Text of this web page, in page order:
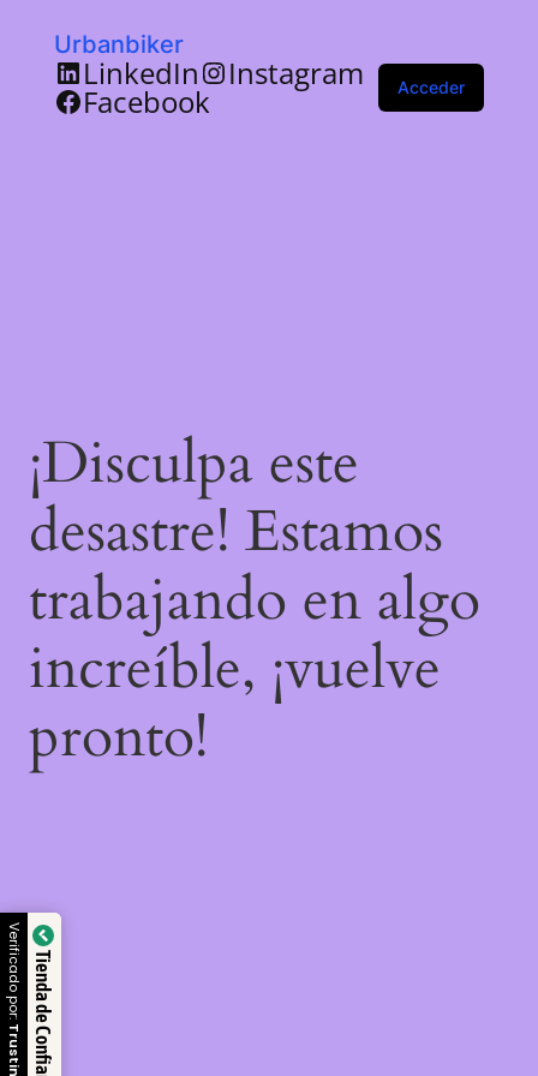
Urbanbiker
LinkedIn Instagram
Facebook Acceder
¡Disculpa este
desastre! Estamos
trabajando en algo
increíble, ¡vuelve
pronto!
Tienda de Confianza
Verificado por: